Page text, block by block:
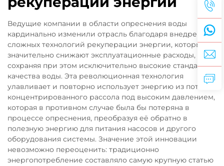
Ведущие компании в области опреснения воды
кардинально изменили отрасль благодаря внедрению
сложных технологий рекуперации энергии, которые
значительно снижают эксплуатационные расходы,
сохраняя при этом исключительно высокие стандарты
качества воды. Эта революционная технология
улавливает и повторно использует энергию из потока
концентрированного рассола под высоким давлением,
которая в противном случае была бы потеряна в
процессе опреснения, преобразуя её обратно в
полезную энергию для питания насосов и другого
оборудования системы. Значение этой инновации
невозможно переоценить: традиционно
энергопотребление составляло самую крупную статью